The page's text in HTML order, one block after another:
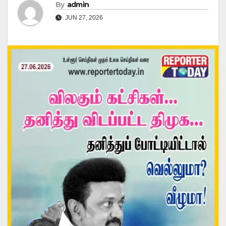
By admin
JUN 27, 2026